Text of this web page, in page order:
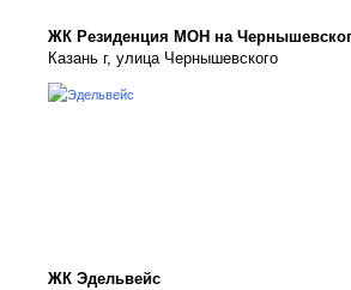
ЖК Резиденция МОН на
Казань г, улица Чернышевского
ЖК Эдельвейс